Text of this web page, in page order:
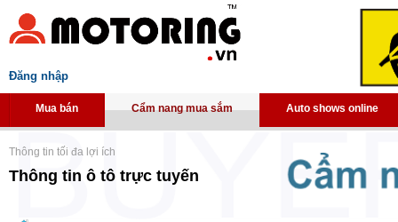
Đăng nhập
Mua bán Cẩm nang mua sắm Auto shows online
Thông tin tối đa lợi ích
Thông tin ô tô trực tuyến